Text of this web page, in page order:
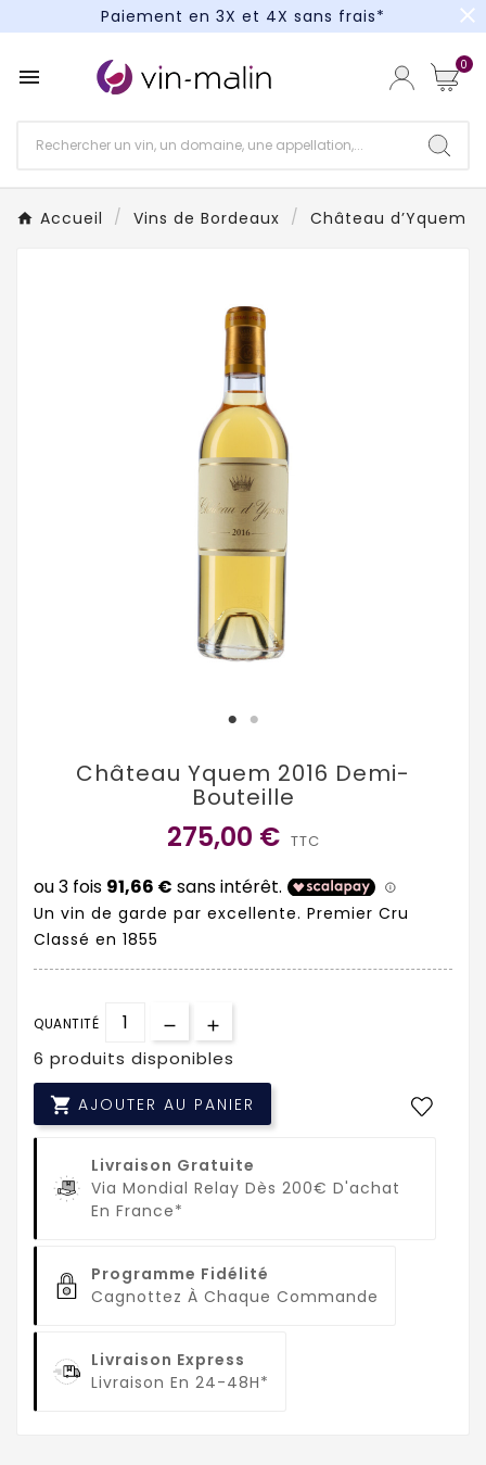
Paiement en 3X et 4X sans frais*
Paiement en 3X et 4X sans frais*
close
 0
Accueil Vins de Bordeaux Château d’Yquem
Château Yquem 2016 Demi-
Bouteille
275,00 € TTC
Un vin de garde par excellente. Premier Cru
Classé en 1855
QUANTITÉ
6 produits disponibles
 AJOUTER AU PANIER
Livraison Gratuite
Via Mondial Relay Dès 200€ D'achat
En France*
Programme Fidélité
Cagnottez À Chaque Commande
Livraison Express
Livraison En 24-48H*